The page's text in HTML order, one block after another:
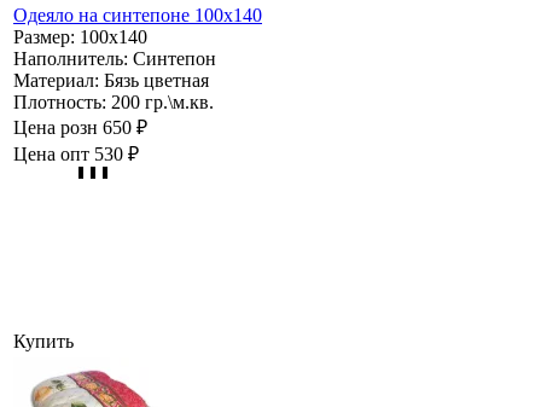
Одеяло на синтепоне 100х140
Размер: 100х140
Наполнитель: Синтепон
Материал: Бязь цветная
Плотность: 200 гр.\м.кв.
Цена розн 650 ₽
Цена опт 530 ₽
Купить